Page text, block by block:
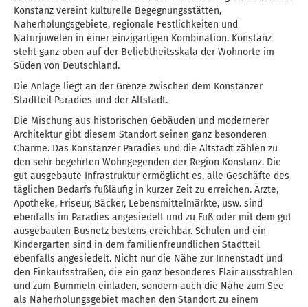
Konstanz vereint kulturelle Begegnungsstätten,
Naherholungsgebiete, regionale Festlichkeiten und
Naturjuwelen in einer einzigartigen Kombination. Konstanz
steht ganz oben auf der Beliebtheitsskala der Wohnorte im
Süden von Deutschland.
Die Anlage liegt an der Grenze zwischen dem Konstanzer
Stadtteil Paradies und der Altstadt.
Die Mischung aus historischen Gebäuden und modernerer
Architektur gibt diesem Standort seinen ganz besonderen
Charme. Das Konstanzer Paradies und die Altstadt zählen zu
den sehr begehrten Wohngegenden der Region Konstanz. Die
gut ausgebaute Infrastruktur ermöglicht es, alle Geschäfte des
täglichen Bedarfs fußläufig in kurzer Zeit zu erreichen. Ärzte,
Apotheke, Friseur, Bäcker, Lebensmittelmärkte, usw. sind
ebenfalls im Paradies angesiedelt und zu Fuß oder mit dem gut
ausgebauten Busnetz bestens ereichbar. Schulen und ein
Kindergarten sind in dem familienfreundlichen Stadtteil
ebenfalls angesiedelt. Nicht nur die Nähe zur Innenstadt und
den Einkaufsstraßen, die ein ganz besonderes Flair ausstrahlen
und zum Bummeln einladen, sondern auch die Nähe zum See
als Naherholungsgebiet machen den Standort zu einem